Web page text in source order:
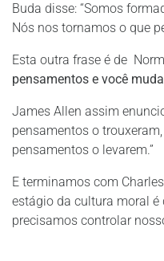
Buda disse: “Somos
Nós nos tornamos o que
Esta outra frase é de
pensamentos e você
James Allen assim
pensamentos o
pensamentos o
E terminamos com
estágio da cultura moral é
precisamos